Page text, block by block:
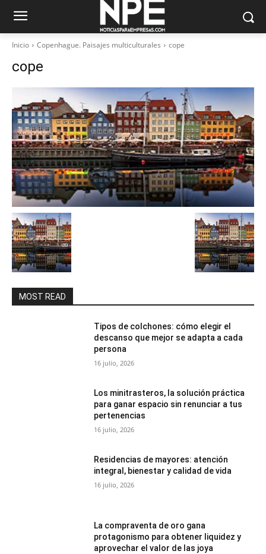
Inicio Copenhague. Paisajes multiculturales cope
cope
MOST READ
Tipos de colchones: cómo elegir el
descanso que mejor se adapta a cada
persona
16 julio, 2026
Los minitrasteros, la solución práctica
para ganar espacio sin renunciar a tus
pertenencias
16 julio, 2026
Residencias de mayores: atención
integral, bienestar y calidad de vida
16 julio, 2026
La compraventa de oro gana
protagonismo para obtener liquidez y
aprovechar el valor de las joya